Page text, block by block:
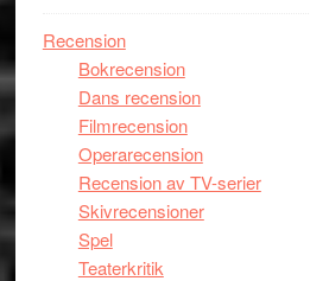
Recension
Bokrecension
Dans recension
Filmrecension
Operarecension
Recension av TV-serier
Skivrecensioner
Spel
Teaterkritik